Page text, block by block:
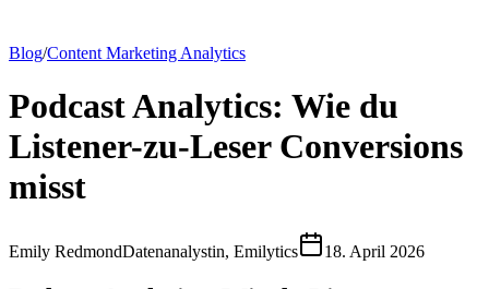
Blog/Content Marketing Analytics
Podcast Analytics: Wie du
Listener-zu-Leser Conversions
misst
Emily RedmondDatenanalystin, Emilytics 18. April 2026